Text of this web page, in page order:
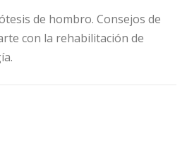
de hombro. Consejos de
con la rehabilitación de